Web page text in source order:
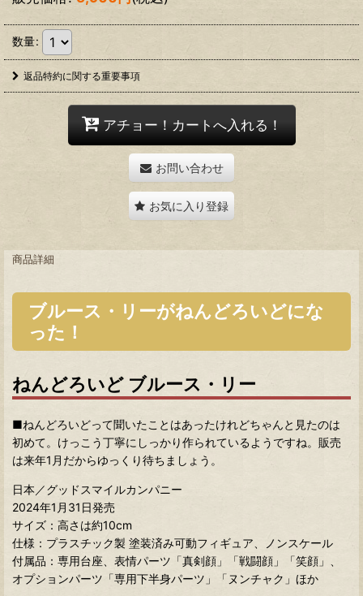
数量:
返品特約に関する重要事項
アチョー！カートへ入れる！
お問い合わせ
お気に入り登録
商品詳細
ブルース・リーがねんどろいどにな
った！
ねんどろいど ブルース・リー
■ねんどろいどって聞いたことはあったけれどちゃんと見たのは
初めて。けっこう丁寧にしっかり作られているようですね。販売
は来年1月だからゆっくり待ちましょう。
日本／グッドスマイルカンパニー
2024年1月31日発売
サイズ：高さは約10cm
仕様：プラスチック製 塗装済み可動フィギュア、ノンスケール
付属品：専用台座、表情パーツ「真剣顔」「戦闘顔」「笑顔」、
オプションパーツ「専用下半身パーツ」「ヌンチャク」ほか